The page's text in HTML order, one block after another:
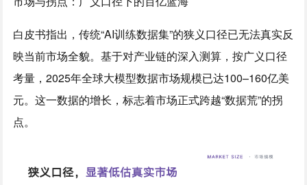
白皮书指出，传统“AI训练数据集”的狭义口径已无法真实反
映当前市场全貌。基于对产业链的深入测算，按广义口径
考量，2025年全球大模型数据市场规模已达100–160亿美
元。这一数据的增长，标志着市场正式跨越“数据荒”的拐
点。